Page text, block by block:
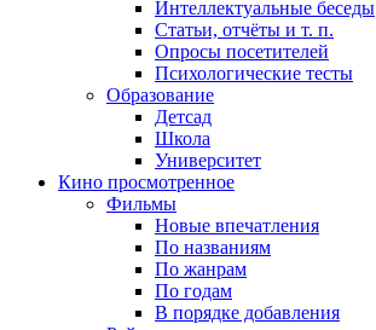
Интеллектуальные беседы
Статьи, отчёты и т. п.
Опросы посетителей
Психологические тесты
Образование
Детсад
Школа
Университет
Кино просмотренное
Фильмы
Новые впечатления
По названиям
По жанрам
По годам
В порядке добавления